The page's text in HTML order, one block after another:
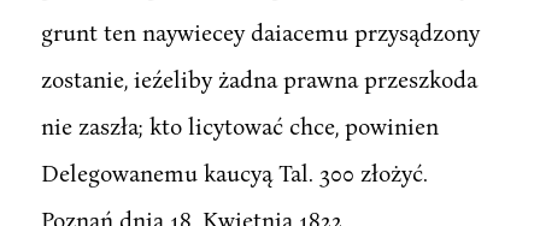
grunt ten naywiecey daiacemu przysądzony
zostanie, ieźeliby żadna prawna przeszkoda
nie zaszła; kto licytować chce, powinien
Delegowanemu kaucyą Tal. 300 złożyć.
Poznań dnia 18. Kwietnia 1822.